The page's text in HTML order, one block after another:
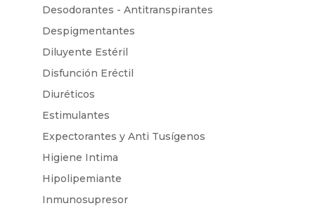
Desodorantes - Antitranspirantes
Despigmentantes
Diluyente Estéril
Disfunción Eréctil
Diuréticos
Estimulantes
Expectorantes y Anti Tusígenos
Higiene Intima
Hipolipemiante
Inmunosupresor